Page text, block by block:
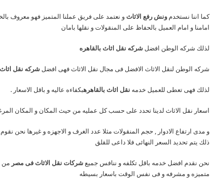
كما اننا نستخدمونش رفع الاثاث و نعتمد على فريق عملنا المتميز فهو معروف
امامنا و امام العميل بالحفاظ على المنقولات و نقلها بامان
لذلك شركه الوطن افضلشركه نقل اثاث بالقاهره
شركه الوطن لنقل الاثاث الافضل فى مجال نقل الاثاث فهى افضلشركه نقل اثاث
لذلك فهى تعطى للعميل خدمه نقل اثاث بالقاهرهبكفاءه عاليه و باقل الاسعار .
اسعار نقل الاثاث لدينا تحدد على حسب كل عمليه من حيث المكان و المكان
و مدى ارتفاع الادوار , حجم المنقولات مثلا عدد الغرف و الاجهزه و غيرها نحن
ذلك يتم تحديد السعر النهائى فلا داعى للقلق
نحن نقدم افضل خدمه باقل تكلفه و ننافس جميعشركات نقل الاثاث فى مصر من
متميزه و مشرفه و فى نفس الوقت باسعار بسيطه